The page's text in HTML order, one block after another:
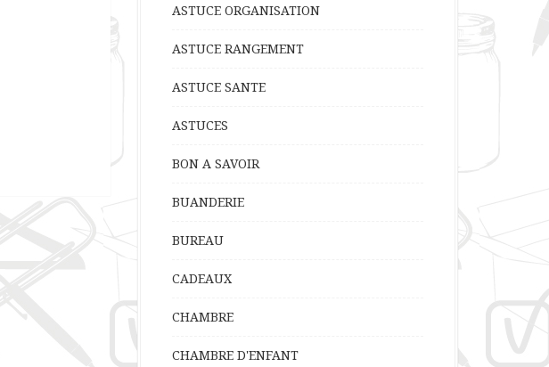
ASTUCE ORGANISATION
ASTUCE RANGEMENT
ASTUCE SANTE
ASTUCES
BON A SAVOIR
BUANDERIE
BUREAU
CADEAUX
CHAMBRE
CHAMBRE D'ENFANT